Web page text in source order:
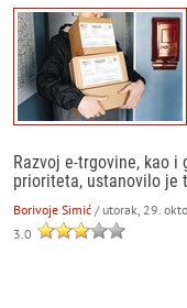
Razvoj e-trgovine, kao
prioriteta, ustanovilo je
Borivoje Simić / utorak, 29.
3.0